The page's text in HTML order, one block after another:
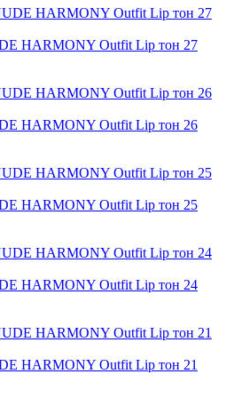
HARMONY Outfit Lip тон 27
HARMONY Outfit Lip тон 26
HARMONY Outfit Lip тон 25
HARMONY Outfit Lip тон 24
HARMONY Outfit Lip тон 21